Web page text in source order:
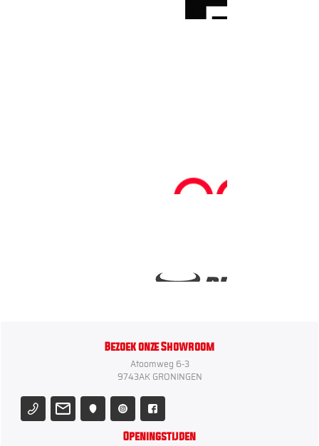
Bezoek onze Showroom
Atoomweg 6-3
9743AK GRONINGEN
Openingstijden